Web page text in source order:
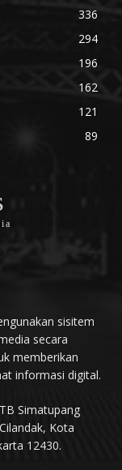
336
294
196
162
121
89
sisitem
secara
memberikan
informasi digital.
Simatupang
Kota
12430.